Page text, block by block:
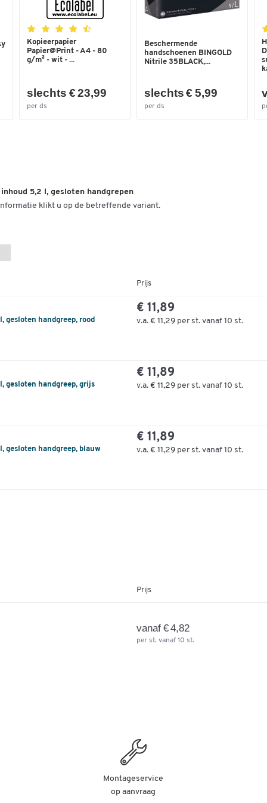
Stapelbaar
Stuk(s) per verpakking
Uitvoering Zonder deksel
Uitvoering wanden gesloten
Kleuren
Kleur
Kopieerpapier
Papier@Print - A4 - 80
g/m² - wit - ...
slechts € 23,99
per ds
Beschermende
handschoenen BINGOLD
Nitrile 35BLACK,...
slechts € 5,99
per ds
5,2 l, gesloten handgrepen
klikt u op de betreffende variant.
Prijs
gesloten handgreep, rood
€ 11,89
v.a. € 11,29 per st. vanaf 10 st.
gesloten handgreep, grijs
€ 11,89
v.a. € 11,29 per st. vanaf 10 st.
gesloten handgreep, blauw
€ 11,89
v.a. € 11,29 per st. vanaf 10 st.
Prijs
vanaf € 4,82
per st. vanaf 10 st.
Montageservice
op aanvraag